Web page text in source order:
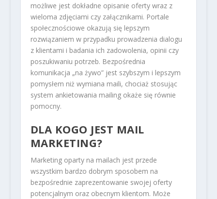
możliwe jest dokładne opisanie oferty wraz z
wieloma zdjęciami czy załącznikami. Portale
społecznościowe okazują się lepszym
rozwiązaniem w przypadku prowadzenia dialogu
z klientami i badania ich zadowolenia, opinii czy
poszukiwaniu potrzeb. Bezpośrednia
komunikacja „na żywo” jest szybszym i lepszym
pomysłem niż wymiana maili, chociaż stosując
system ankietowania mailing okaże się równie
pomocny.
DLA KOGO JEST MAIL
MARKETING?
Marketing oparty na mailach jest przede
wszystkim bardzo dobrym sposobem na
bezpośrednie zaprezentowanie swojej oferty
potencjalnym oraz obecnym klientom. Może